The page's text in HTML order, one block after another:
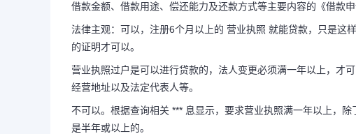
借款金额、借款用途、偿还能力及还款方式等主要内容的《借款申
法律主观：可以，注册6个月以上的 营业执照 就能贷款，只是这
的证明才可以。
营业执照过户是可以进行贷款的，法人变更必须满一年以上，才
经营地址以及法定代表人等。
不可以。根据查询相关 *** 息显示，要求营业执照满一年以上，
是半年或以上的。
长按图片识别二维码阅